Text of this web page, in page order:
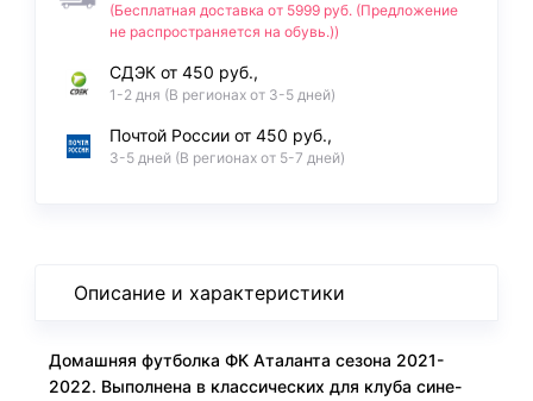
(Бесплатная доставка от 5999 руб. (Предложение
не распространяется на обувь.))
СДЭК от 450 руб.,
1-2 дня (В регионах от 3-5 дней)
Почтой России от 450 руб.,
3-5 дней (В регионах от 5-7 дней)
Описание и характеристики
Домашняя футболка ФК Аталанта сезона 2021-
2022. Выполнена в классических для клуба сине-